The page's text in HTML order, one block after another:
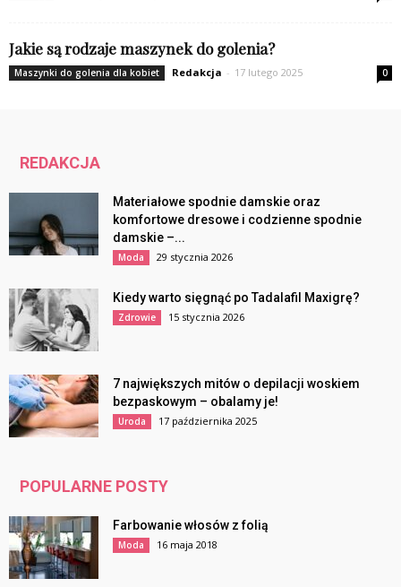
Jakie są rodzaje maszynek do golenia?
Maszynki do golenia dla kobiet Redakcja - 17 lutego 2025 0
REDAKCJA
Materiałowe spodnie damskie oraz
komfortowe dresowe i codzienne spodnie
damskie –...
Moda 29 stycznia 2026
Kiedy warto sięgnąć po Tadalafil Maxigrę?
Zdrowie 15 stycznia 2026
7 największych mitów o depilacji woskiem
bezpaskowym – obalamy je!
Uroda 17 października 2025
POPULARNE POSTY
Farbowanie włosów z folią
Moda 16 maja 2018